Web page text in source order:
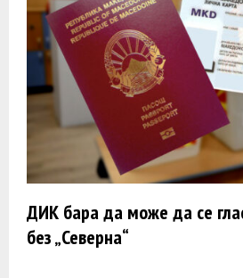
ДИК бара да може да се
без „Северна“